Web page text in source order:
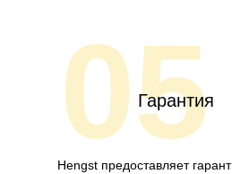
05
Гарантия
Hengst предоставляет